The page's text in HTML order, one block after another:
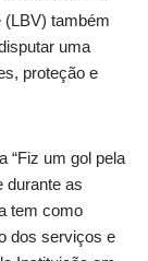
(LBV) também
uma
proteção e
“Fiz um gol pela
durante as
tem como
dos serviços e